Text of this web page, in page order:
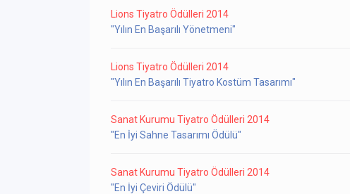
Lions Tiyatro Ödülleri 2014
"Yılın En Başarılı Yönetmeni"
Lions Tiyatro Ödülleri 2014
"Yılın En Başarılı Tiyatro Kostüm Tasarımı"
Sanat Kurumu Tiyatro Ödülleri 2014
"En İyi Sahne Tasarımı Ödülü"
Sanat Kurumu Tiyatro Ödülleri 2014
"En İyi Çeviri Ödülü"